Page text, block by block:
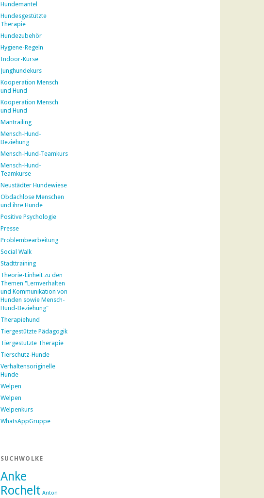
Hundemantel
Hundesgestützte
Therapie
Hundezubehör
Hygiene-Regeln
Indoor-Kurse
Junghundekurs
Kooperation Mensch
und Hund
Kooperation Mensch
und Hund
Mantrailing
Mensch-Hund-
Beziehung
Mensch-Hund-Teamkurs
Mensch-Hund-
Teamkurse
Neustädter Hundewiese
Obdachlose Menschen
und ihre Hunde
Positive Psychologie
Presse
Problembearbeitung
Social Walk
Stadttraining
Theorie-Einheit zu den
Themen "Lernverhalten
und Kommunikation von
Hunden sowie Mensch-
Hund-Beziehung"
Therapiehund
Tiergestützte Pädagogik
Tiergestützte Therapie
Tierschutz-Hunde
Verhaltensoriginelle
Hunde
Welpen
Welpen
Welpenkurs
WhatsAppGruppe
SUCHWOLKE
Anke
Rochelt Anton